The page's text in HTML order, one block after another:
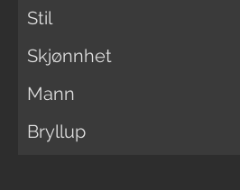
Stil
Skjønnhet
Mann
Bryllup